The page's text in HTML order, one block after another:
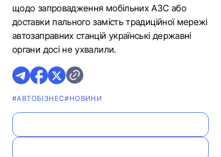
щодо запровадження мобільних АЗС або
доставки пального замість традиційної мережі
автозаправних станцій українські державні
органи досі не ухвалили.
#АВТОБІЗНЕС#НОВИНИ